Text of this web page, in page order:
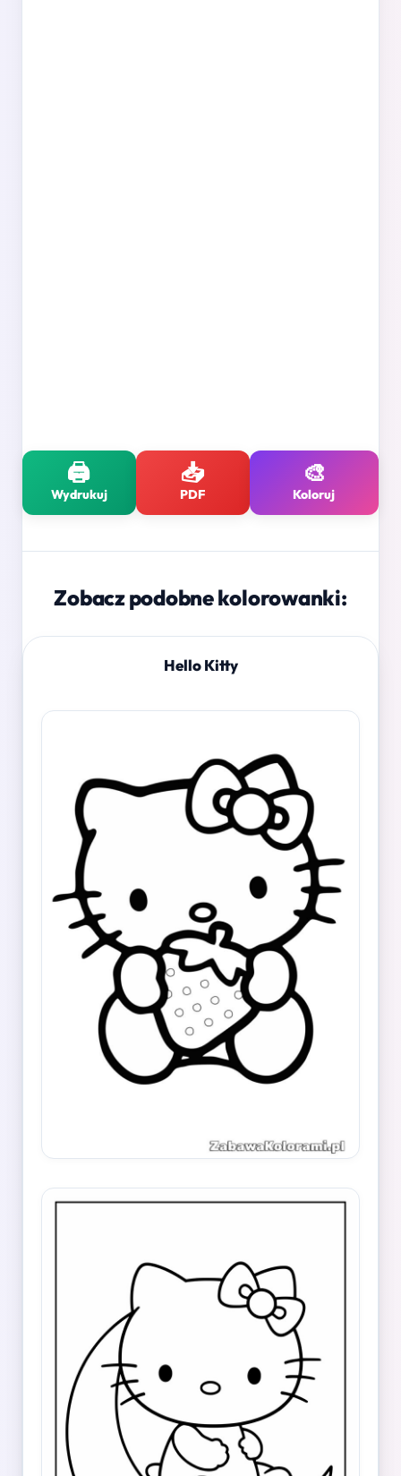
🖨️
Wydrukuj
📥
PDF
🎨
Koloruj
Zobacz podobne kolorowanki:
Hello Kitty